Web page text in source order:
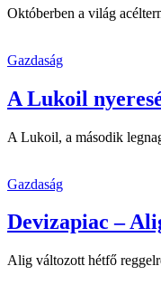
Októberben a világ
Gazdaság
A Lukoil
A Lukoil, a második
Gazdaság
Devizapiac –
Alig változott hétfő